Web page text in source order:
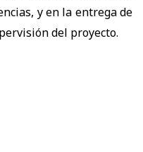
y en la entrega de
del proyecto.